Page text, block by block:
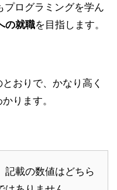
プログラミングを学ん
の就職を目指します。
おりで、かなり高く
ります。
記載の数値はどちら